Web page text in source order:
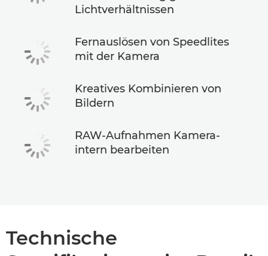
Lichtverhältnissen
Fernauslösen von Speedlites
mit der Kamera
Kreatives Kombinieren von
Bildern
RAW-Aufnahmen Kamera-
intern bearbeiten
Technische